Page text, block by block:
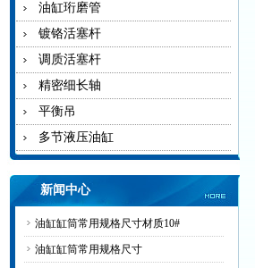
油缸珩磨管
镀铬活塞杆
调质活塞杆
精密细长轴
平衡吊
多节液压油缸
新闻中心
油缸缸筒常用规格尺寸材质10#
油缸缸筒常用规格尺寸